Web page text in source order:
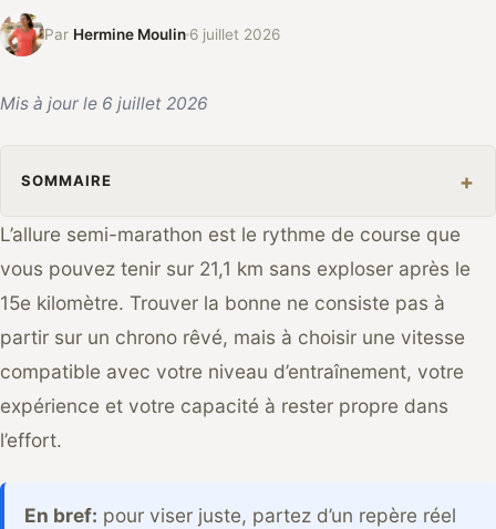
Par Hermine Moulin 6 juillet 2026
Mis à jour le 6 juillet 2026
SOMMAIRE
L’allure semi-marathon est le rythme de course que
vous pouvez tenir sur 21,1 km sans exploser après le
15e kilomètre. Trouver la bonne ne consiste pas à
partir sur un chrono rêvé, mais à choisir une vitesse
compatible avec votre niveau d’entraînement, votre
expérience et votre capacité à rester propre dans
l’effort.
En bref: pour viser juste, partez d’un repère réel